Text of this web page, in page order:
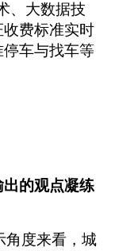
、大数据技
费标准实时
车与找车等
的观点凝练
角度来看，城